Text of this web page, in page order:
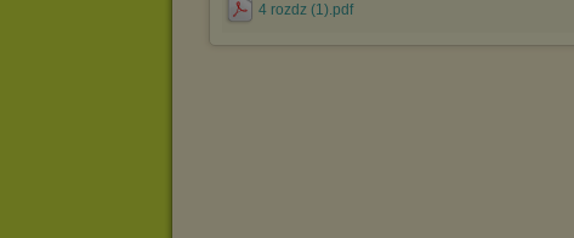
4 rozdz (1).pdf